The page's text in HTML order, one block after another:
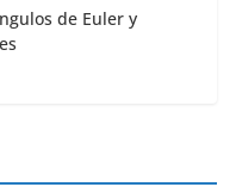
de Euler y